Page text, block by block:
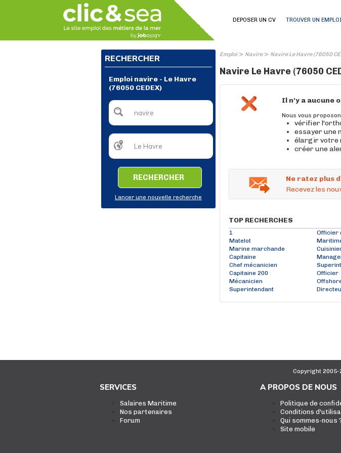
DEPOSER UN CV TROUVER UN EMPLOI
RECHERCHER
Emploi navire - Le Havre
(76050 CEDEX)
RECHERCHER
Lancer une nouvelle recherche
Emploi> Navire> Navire Le Havre (76050
Navire Le Havre (76050
Il n'y a aucune
Nous vous
vérifier
essayer une
élargir votre
créer une
Ne ratez plus
Recevez les
TOP RECHERCHES
1 Officier
Matelot
Marine marchande
Capitaine
Chef mécanicien
Capitaine 200
Officier
Mécanicien
Superintendant
Copyright 2005-
SERVICES
Salaires Maritime
Nos partenaires
Forum
A PROPOS DE NOUS
Politique de
Conditions
Qui sommes-nous
Site mobile